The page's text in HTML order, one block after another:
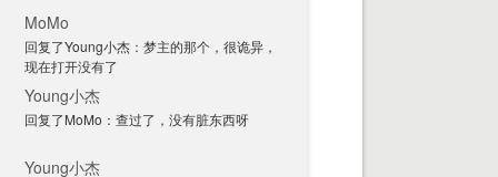
MoMo
回复了Young小杰：梦主的那个，很诡异，
现在打开没有了
Young小杰
回复了MoMo：查过了，没有脏东西呀
Young小杰